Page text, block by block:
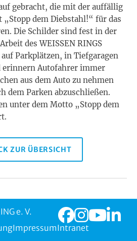
gebracht, die mit der auffällig
dem Diebstahl!“ für das
Die Schilder sind fest in der
des WEISSEN RINGS
Parkplätzen, in Tiefgaragen
erinnern Autofahrer immer
aus dem Auto zu nehmen
dem Parken abzuschließen.
unter dem Motto „Stopp dem
ZUR ÜBERSICHT
e. V.
ImpressumIntranet